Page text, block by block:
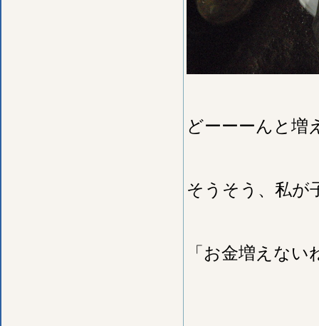
どーーーんと増
そうそう、私が
「お金増えな